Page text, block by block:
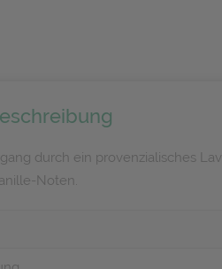
durch ein provenzialisches
Noten.